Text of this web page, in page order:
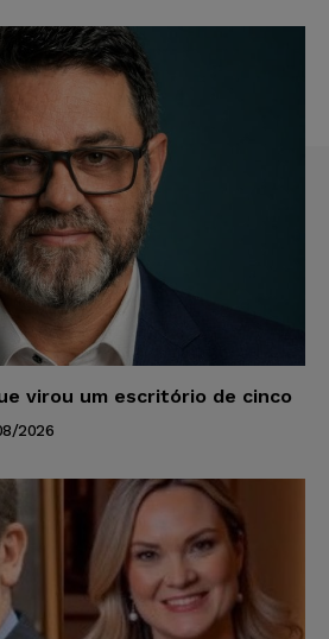
virou um escritório de cinco
2026